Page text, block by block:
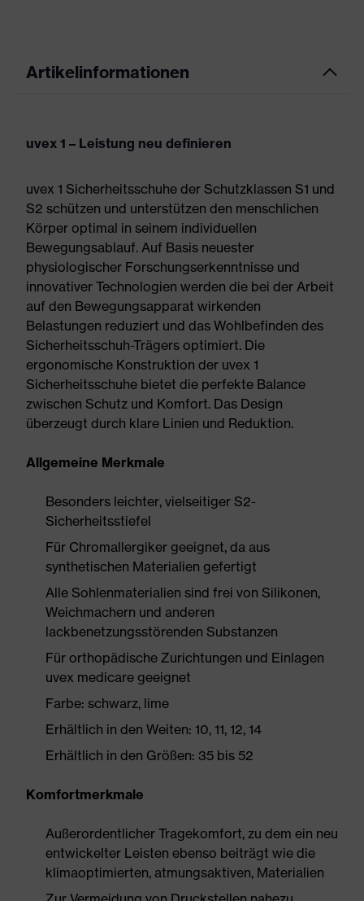
Artikelinformationen
uvex 1 – Leistung neu definieren
uvex 1 Sicherheitsschuhe der Schutzklassen S1 und
S2 schützen und unterstützen den menschlichen
Körper optimal in seinem individuellen
Bewegungsablauf. Auf Basis neuester
physiologischer Forschungserkenntnisse und
innovativer Technologien werden die bei der Arbeit
auf den Bewegungsapparat wirkenden
Belastungen reduziert und das Wohlbefinden des
Sicherheitsschuh-Trägers optimiert. Die
ergonomische Konstruktion der uvex 1
Sicherheitsschuhe bietet die perfekte Balance
zwischen Schutz und Komfort. Das Design
überzeugt durch klare Linien und Reduktion.
Allgemeine Merkmale
Besonders leichter, vielseitiger S2-
Sicherheitsstiefel
Für Chromallergiker geeignet, da aus
synthetischen Materialien gefertigt
Alle Sohlenmaterialien sind frei von Silikonen,
Weichmachern und anderen
lackbenetzungsstörenden Substanzen
Für orthopädische Zurichtungen und Einlagen
uvex medicare geeignet
Farbe: schwarz, lime
Erhältlich in den Weiten: 10, 11, 12, 14
Erhältlich in den Größen: 35 bis 52
Komfortmerkmale
Außerordentlicher Tragekomfort, zu dem ein neu
entwickelter Leisten ebenso beiträgt wie die
klimaoptimierten, atmungsaktiven, Materialien